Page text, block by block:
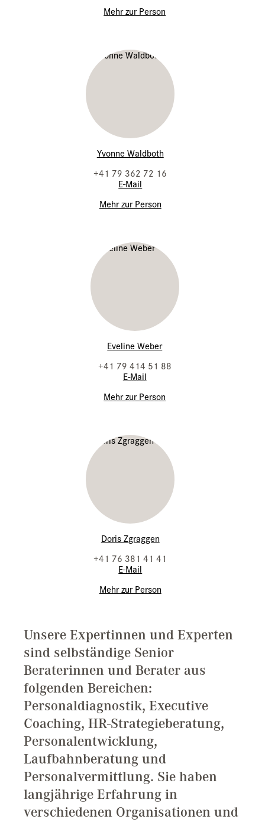
Mehr zur Person
Yvonne Waldboth
+41 79 362 72 16
E-Mail
Mehr zur Person
Eveline Weber
+41 79 414 51 88
E-Mail
Mehr zur Person
Doris Zgraggen
+41 76 381 41 41
E-Mail
Mehr zur Person
Unsere Expertinnen und Experten
sind selbständige Senior
Beraterinnen und Berater aus
folgenden Bereichen:
Personaldiagnostik, Executive
Coaching, HR-Strategieberatung,
Personalentwicklung,
Laufbahnberatung und
Personalvermittlung. Sie haben
langjährige Erfahrung in
verschiedenen Organisationen und